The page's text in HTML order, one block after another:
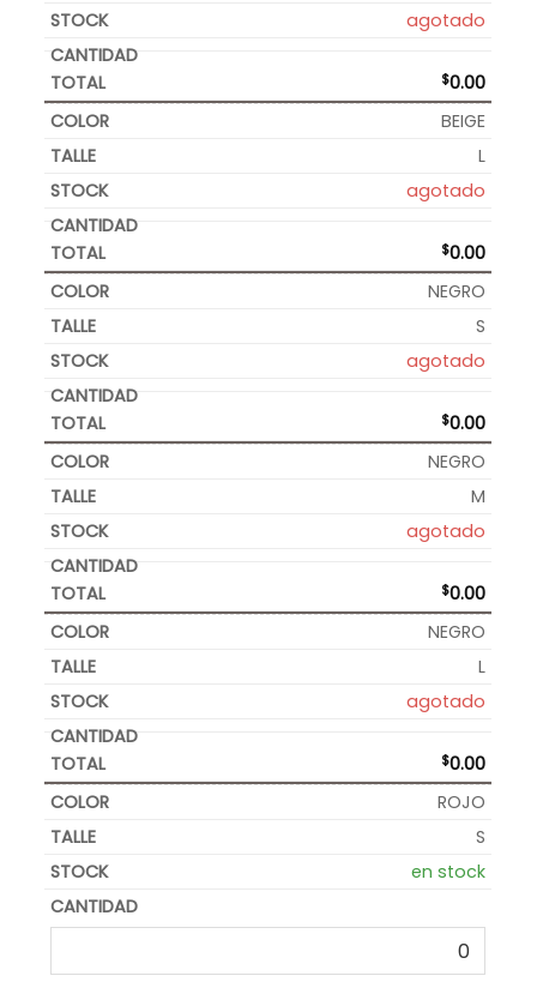
agotado
$0.00
BEIGE
L
agotado
$0.00
NEGRO
S
agotado
$0.00
NEGRO
M
agotado
$0.00
NEGRO
L
agotado
$0.00
ROJO
S
en stock